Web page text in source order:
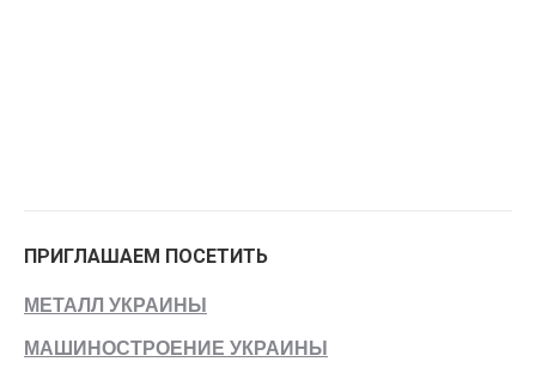
ПРИГЛАШАЕМ ПОСЕТИТЬ
МЕТАЛЛ УКРАИНЫ
МАШИНОСТРОЕНИЕ УКРАИНЫ